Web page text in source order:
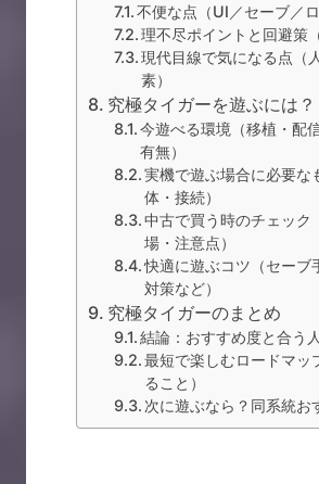
不便な点（UI／セーブ／ロ
理不尽ポイントと回避策
現代目線で気になる点（
素）
究極タイガーを遊ぶには？
今遊べる環境（移植・配
有無）
実機で遊ぶ場合に必要な
体・接続）
中古で買う時のチェック
場・注意点）
快適に遊ぶコツ（セーブ
対策など）
究極タイガーのまとめ
結論：おすすめ度と合う人
最短で楽しむロードマッ
ること）
次に遊ぶなら？同系統お